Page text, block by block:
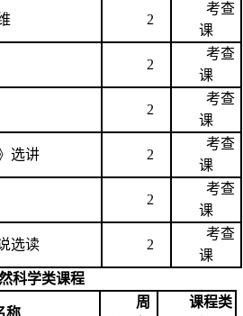
2
考查
课
2
考查
课
2
考查
课
选讲 2
考查
课
2
考查
课
选读 2
考查
课
科学类课程
称
周
课程类